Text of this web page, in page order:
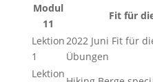
Modul
11
Fit für
Lektion
1
2022 Juni Fit für
Übungen
Lektion